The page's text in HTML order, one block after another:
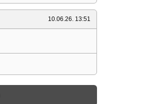
10.06.26. 13:51